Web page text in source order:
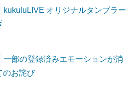
kukuluLIVE オリジナルタンブラー
一部の登録済みエモーションが消
のお詫び